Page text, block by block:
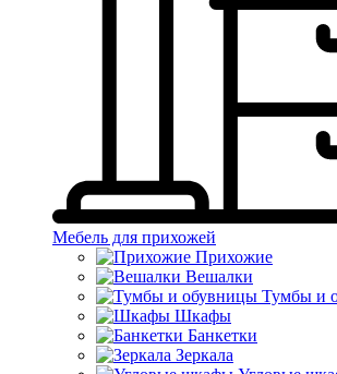
Мебель для прихожей
Прихожие
Вешалки
Тумбы и
Шкафы
Банкетки
Зеркала